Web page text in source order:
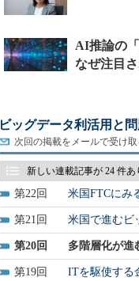
ビッグデータ利活用と
次回の掲載をメールで受け取
新しい連載記事が 24 件あ
22 米国FTCにみ
21 米国で進むビ
20 多階層化が進
19 ITを駆使する